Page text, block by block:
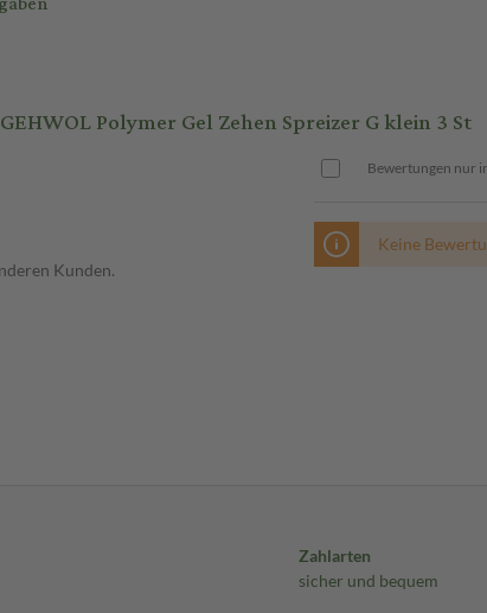
Polymer Gel Zehen Spreizer G klein 3 St
Kunden.
Bewertungen nur
Keine
Zahlarten
sicher und bequem